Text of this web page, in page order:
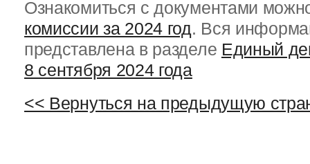
Ознакомиться с документами
комиссии за 2024 год. Вся
представлена в разделе Единый
8 сентября 2024 года
<< Вернуться на предыдущую